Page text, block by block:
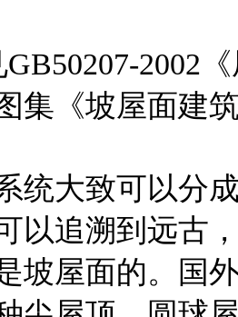
2002
集《坡屋面建
统大致可以分
以追溯到远古
坡屋面的。国